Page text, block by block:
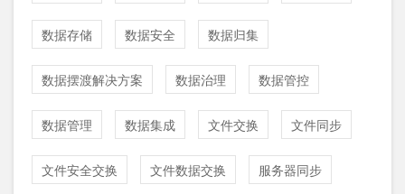
数据存储 数据安全 数据归集
数据摆渡解决方案 数据治理 数据管控
数据管理 数据集成 文件交换 文件同步
文件安全交换 文件数据交换 服务器同步